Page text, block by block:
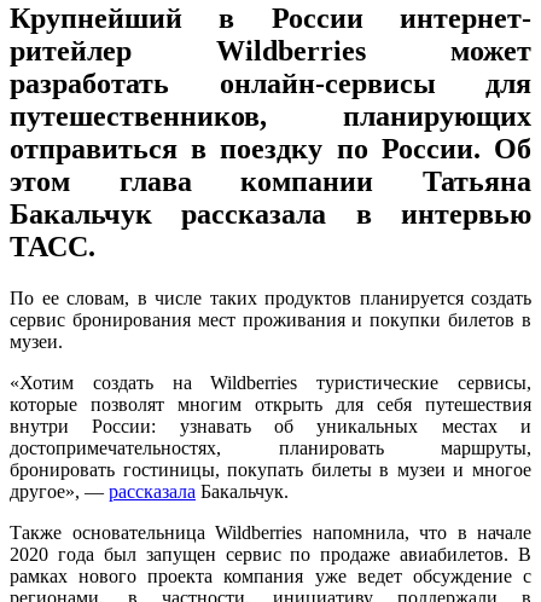
Крупнейший в России интернет-
ритейлер Wildberries может
разработать онлайн-сервисы для
путешественников, планирующих
отправиться в поездку по России. Об
этом глава компании Татьяна
Бакальчук рассказала в интервью
ТАСС.
По ее словам, в числе таких продуктов планируется создать
сервис бронирования мест проживания и покупки билетов в
музеи.
«Хотим создать на Wildberries туристические сервисы,
которые позволят многим открыть для себя путешествия
внутри России: узнавать об уникальных местах и
достопримечательностях, планировать маршруты,
бронировать гостиницы, покупать билеты в музеи и многое
другое», — рассказала Бакальчук.
Также основательница Wildberries напомнила, что в начале
2020 года был запущен сервис по продаже авиабилетов. В
рамках нового проекта компания уже ведет обсуждение с
регионами, в частности, инициативу поддержали в